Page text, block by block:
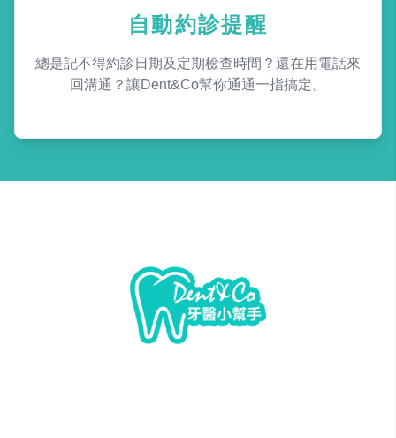
自動約診提醒
總是記不得約診日期及定期檢查時間？還在用電話來
回溝通？讓Dent&Co幫你通通一指搞定。